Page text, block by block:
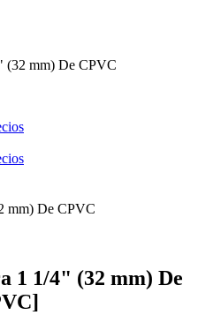
(32 mm) De CPVC
1 1/4" (32 mm) De